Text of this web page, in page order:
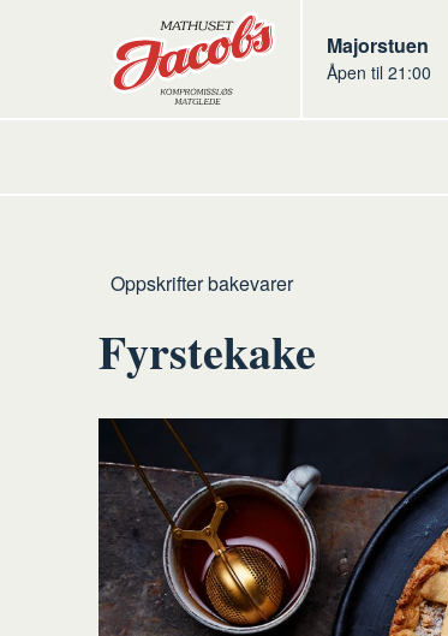
Butikker Jacobs
Majorstuen
Åpen til 21:00
Hjem
Bakevarer
Oppskrifter bakevarer
Fyrstekake